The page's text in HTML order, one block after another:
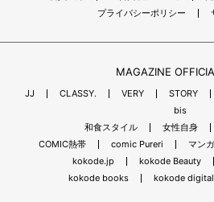
プライバシーポリシー
MAGAZINE
JJ CLASSY. VERY STORY
bis
和食スタイル
女性自身
COMIC熱帯
comic Pureri マン
kokode.jp
kokode Beauty
kokode books
kokode digital